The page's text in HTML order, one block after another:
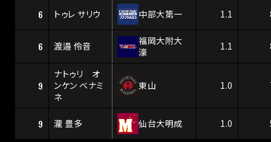
6 トゥレ サリウ 中部大第一 1.1
6 渡邉 伶音
福岡大附大
濠
1.1
9
ナトゥリ オ
ンケン ベナミ
ネ
東山 1.0
9 瀧 豊多 仙台大明成 1.0